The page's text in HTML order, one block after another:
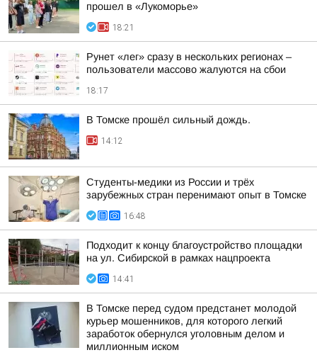
прошел в «Лукоморье»
18:21
Рунет «лег» сразу в нескольких регионах –
пользователи массово жалуются на сбои
18:17
В Томске прошёл сильный дождь.
14:12
Студенты-медики из России и трёх
зарубежных стран перенимают опыт в Томске
16:48
Подходит к концу благоустройство площадки
на ул. Сибирской в рамках нацпроекта
14:41
В Томске перед судом предстанет молодой
курьер мошенников, для которого легкий
заработок обернулся уголовным делом и
миллионным иском